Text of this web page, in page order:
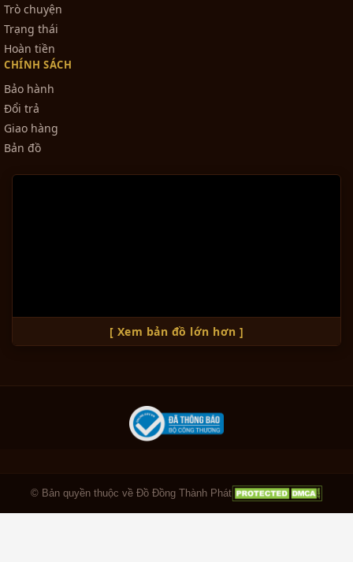
Trò chuyện
Trạng thái
Hoàn tiền
CHÍNH SÁCH
Bảo hành
Đổi trả
Giao hàng
Bản đồ
[ Xem bản đồ lớn hơn ]
© Bản quyền thuộc về Đồ Đồng Thành Phát